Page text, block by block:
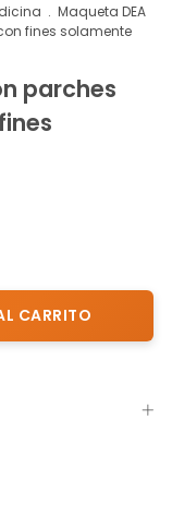
. Maqueta DEA
fines solamente
parches